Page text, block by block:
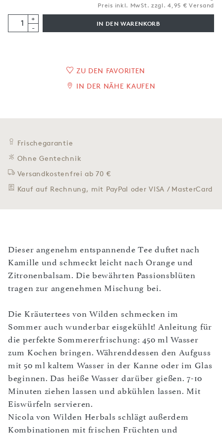
Preis inkl. MwSt. zzgl. 4,95 € Versand
+
-
IN DEN WARENKORB
ZU DEN FAVORITEN
IN DER NÄHE KAUFEN
Frischegarantie
Ohne Gentechnik
Versandkostenfrei ab 70 €
Kauf auf Rechnung, mit PayPal oder VISA / MasterCard
Dieser angenehm entspannende Tee duftet nach
Kamille und schmeckt leicht nach Orange und
Zitronenbalsam. Die bewährten Passionsblüten
tragen zur angenehmen Mischung bei.
Die Kräutertees von Wilden schmecken im
Sommer auch wunderbar eisgekühlt! Anleitung für
die perfekte Sommererfrischung: 450 ml Wasser
zum Kochen bringen. Währenddessen den Aufguss
mit 50 ml kaltem Wasser in der Kanne oder im Glas
beginnen. Das heiße Wasser darüber gießen. 7-10
Minuten ziehen lassen und abkühlen lassen. Mit
Eiswürfeln servieren.
Nicola von Wilden Herbals schlägt außerdem
Kombinationen mit frischen Früchten und